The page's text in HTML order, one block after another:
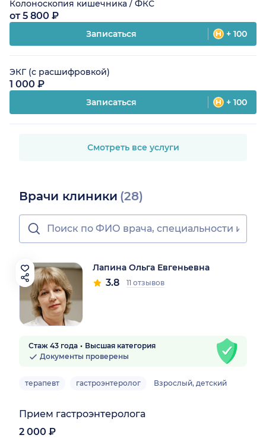
Колоноскопия кишечника / ФКС
от 5 800 ₽
Записаться + 100
ЭКГ (с расшифровкой)
1 000 ₽
Записаться + 100
Смотреть все услуги
Врачи клиники (28)
Лапина Ольга Евгеньевна
3.8 11 отзывов
Стаж 43 года
Высшая категория
Документы проверены
терапевт гастроэнтеролог Взрослый, детский
Прием гастроэнтеролога
2 000 ₽